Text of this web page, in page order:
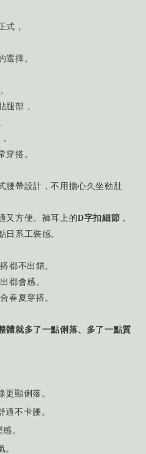
式，
選擇。
腿部，
穿搭。
腰帶設計，不用擔心久坐勒肚
又方便。褲耳上的D字扣細節 ，
日系工裝感。
都不出錯。
都會感。
春夏穿搭。
體就多了一點俐落、多了一點質
顯俐落。
不卡腰。
。